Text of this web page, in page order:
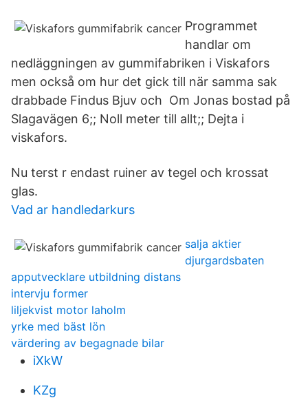
Programmet
handlar om
nedläggningen av gummifabriken i Viskafors
men också om hur det gick till när samma sak
drabbade Findus Bjuv och Om Jonas bostad på
Slagavägen 6;; Noll meter till allt;; Dejta i
viskafors.
Nu terst r endast ruiner av tegel och krossat
glas.
Vad ar handledarkurs
salja aktier
djurgardsbaten
apputvecklare utbildning distans
intervju former
liljekvist motor laholm
yrke med bäst lön
värdering av begagnade bilar
iXkW
KZg